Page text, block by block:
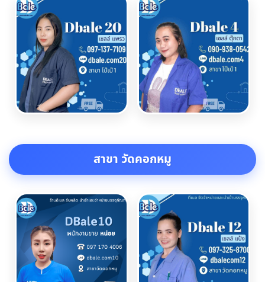
สาขา วัดคอกหมู